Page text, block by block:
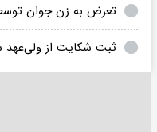
تعرض به زن جوان
ثبت شکایت از